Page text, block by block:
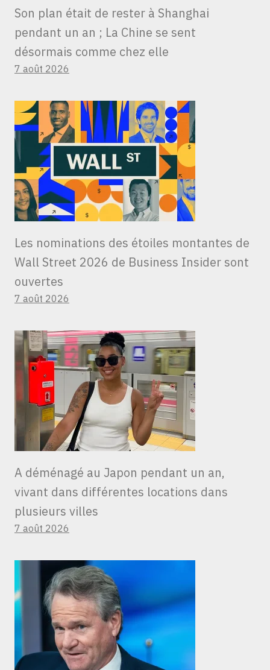
Son plan était de rester à Shanghai
pendant un an ; La Chine se sent
désormais comme chez elle
7 août 2026
Les nominations des étoiles montantes de
Wall Street 2026 de Business Insider sont
ouvertes
7 août 2026
A déménagé au Japon pendant un an,
vivant dans différentes locations dans
plusieurs villes
7 août 2026